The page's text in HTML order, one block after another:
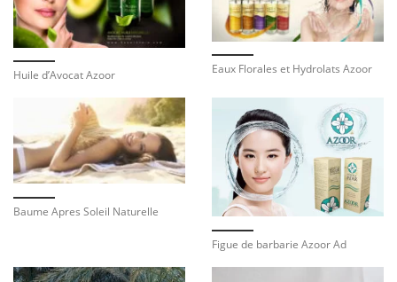
Huile d’Avocat Azoor Eaux Florales et Hydrolats Azoor
Baume Apres Soleil Naturelle
Figue de barbarie Azoor Ad